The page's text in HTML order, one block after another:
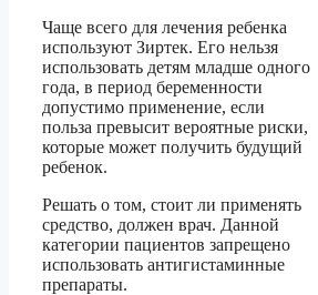
Чаще всего для лечения ребенка
используют Зиртек. Его нельзя
использовать детям младше одного
года, в период беременности
допустимо применение, если
польза превысит вероятные риски,
которые может получить будущий
ребенок.
Решать о том, стоит ли применять
средство, должен врач. Данной
категории пациентов запрещено
использовать антигистаминные
препараты.